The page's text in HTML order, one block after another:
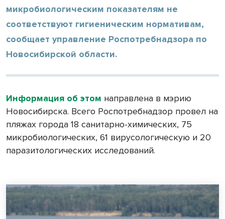
микробиологическим показателям не
соответствуют гигиеническим нормативам,
сообщает управление Роспотребнадзора по
Новосибирской области.
Информация об этом направлена в мэрию
Новосибирска. Всего Роспотребнадзор провел на
пляжах города 18 санитарно-химических, 75
микробиологических, 61 вирусологическую и 20
паразитологических исследований.